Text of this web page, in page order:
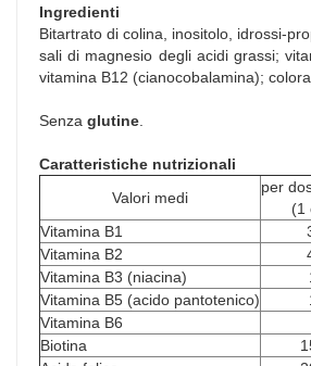
Ingredienti
Bitartrato di colina, inositolo, idrossi-
sali di magnesio degli acidi grassi;
vitamina B12 (cianocobalamina);
Senza glutine
Caratteristiche nutrizionali
Valori medi
per
(1
Vitamina B1
Vitamina B2
Vitamina B3 (niacina)
Vitamina B5 (acido pantotenico)
Vitamina B6
Biotina